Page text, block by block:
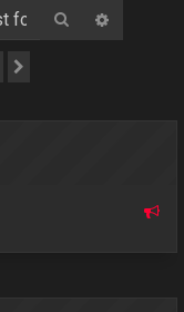
Căutare